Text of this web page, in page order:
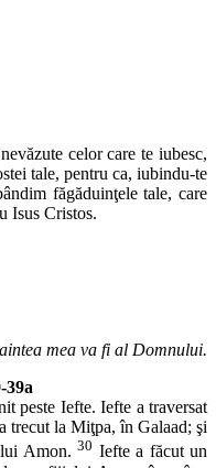
celor care te iubesc,
tale, pentru ca, iubindu-te
făgăduinţele tale, care
Isus Cristos.
mea va fi al Domnului.
39a
peste Iefte. Iefte a traversat
trecut la Miţpa, în Galaad; şi
Amon. 30 Iefte a făcut un